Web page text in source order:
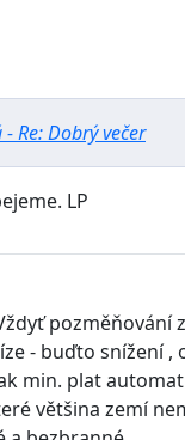
Re: Dobrý večer
LP
- buďto snížení
min. plat
většina zemí